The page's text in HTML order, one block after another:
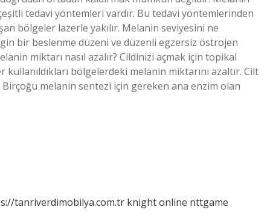
tedavi yöntemleri vardır. Bu tedavi yöntemlerinden
bölgeler lazerle yakılır. Melanin seviyesini ne
bir beslenme düzeni ve düzenli egzersiz östrojen
miktarı nasıl azalır? Cildinizi açmak için topikal
bölgelerdeki melanin miktarını azaltır. Cilt
melanin sentezi için gereken ana enzim olan
tanriverdimobilya.com.tr knight online nttgame